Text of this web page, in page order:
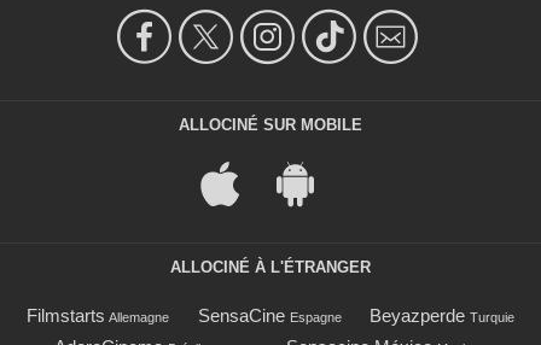
ALLOCINÉ SUR MOBILE
ALLOCINÉ À L'ÉTRANGER
Filmstarts Allemagne SensaCine Espagne Beyazperde Turquie